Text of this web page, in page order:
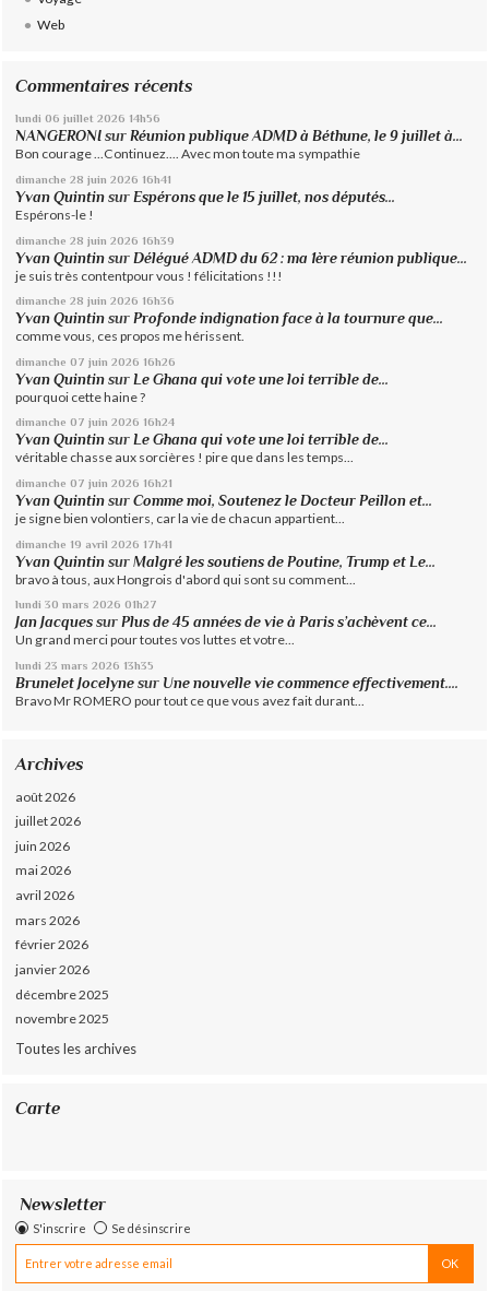
Web
Commentaires récents
lundi 06 juillet 2026 14h56
NANGERONI surRéunion publique ADMD à Béthune, le 9 juillet à...
Bon courage ...Continuez.... Avec mon toute ma sympathie
dimanche 28 juin 2026 16h41
Yvan Quintin surEspérons que le 15 juillet, nos députés...
Espérons-le !
dimanche 28 juin 2026 16h39
Yvan Quintin surDélégué ADMD du 62 : ma 1ère réunion publique...
je suis très contentpour vous ! félicitations !!!
dimanche 28 juin 2026 16h36
Yvan Quintin surProfonde indignation face à la tournure que...
comme vous, ces propos me hérissent.
dimanche 07 juin 2026 16h26
Yvan Quintin sur Le Ghana qui vote une loi terrible de...
pourquoi cette haine ?
dimanche 07 juin 2026 16h24
Yvan Quintin surLe Ghana qui vote une loi terrible de...
véritable chasse aux sorcières ! pire que dans les temps...
dimanche 07 juin 2026 16h21
Yvan Quintin surComme moi, Soutenez le Docteur Peillon et...
je signe bien volontiers, car la vie de chacun appartient...
dimanche 19 avril 2026 17h41
Yvan Quintin surMalgré les soutiens de Poutine, Trump et Le...
bravo à tous, aux Hongrois d'abord qui sont su comment...
lundi 30 mars 2026 01h27
Jan Jacques surPlus de 45 années de vie à Paris s’achèvent ce...
Un grand merci pour toutes vos luttes et votre...
lundi 23 mars 2026 13h35
Brunelet Jocelyne sur Une nouvelle vie commence effectivement....
Bravo Mr ROMERO pour tout ce que vous avez fait durant...
Archives
août 2026
juillet 2026
juin 2026
mai 2026
avril 2026
mars 2026
février 2026
janvier 2026
décembre 2025
novembre 2025
Toutes les archives
Carte
Newsletter
S'inscrire Se désinscrire